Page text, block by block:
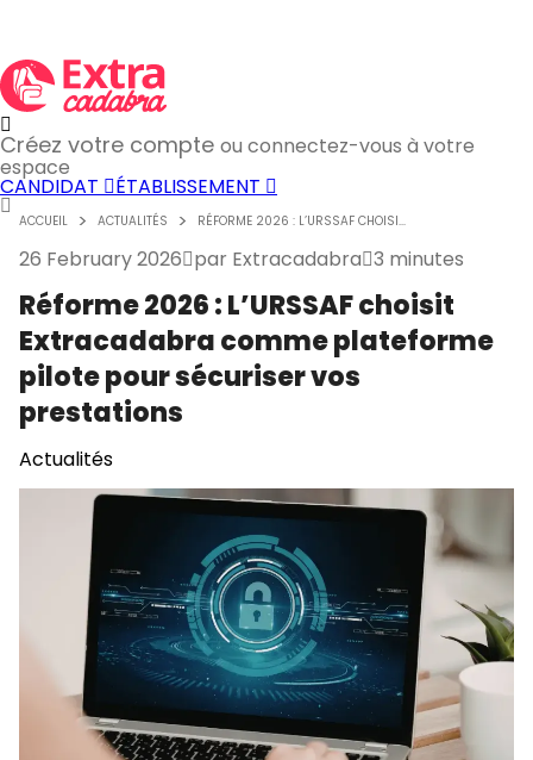
Créez votre compte ou connectez-vous à votre
espace
CANDIDAT ÉTABLISSEMENT
ACCUEIL ACTUALITÉS RÉFORME 2026 : L’URSSAF CHOISI...
26 February 2026 par Extracadabra 3 minutes
Réforme 2026 : L’URSSAF choisit
Extracadabra comme plateforme
pilote pour sécuriser vos
prestations
Actualités